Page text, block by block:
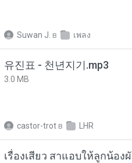
Suwan J. в เพลง
유진표 - 천년지기.mp3
3.0 MB
castor-trot в LHR
เรื่องเสียว สาแอบให้ลูกน้อง